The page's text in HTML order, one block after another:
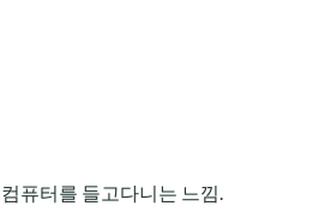
퓨터를 들고다니는 느낌.